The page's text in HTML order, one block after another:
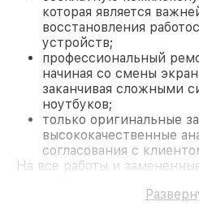
которая является
восстановления
устройств;
профессиональный
начиная со смены
заканчивая сложными
ноутбуков;
только оригинальные
высококачественные
согласования с
На все работы и
поломки по условиям